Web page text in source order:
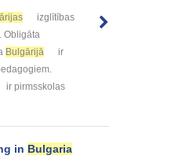
izglītības
Obligāta
Bulgārijā
ir
ir pirmsskolas
in Bulgaria